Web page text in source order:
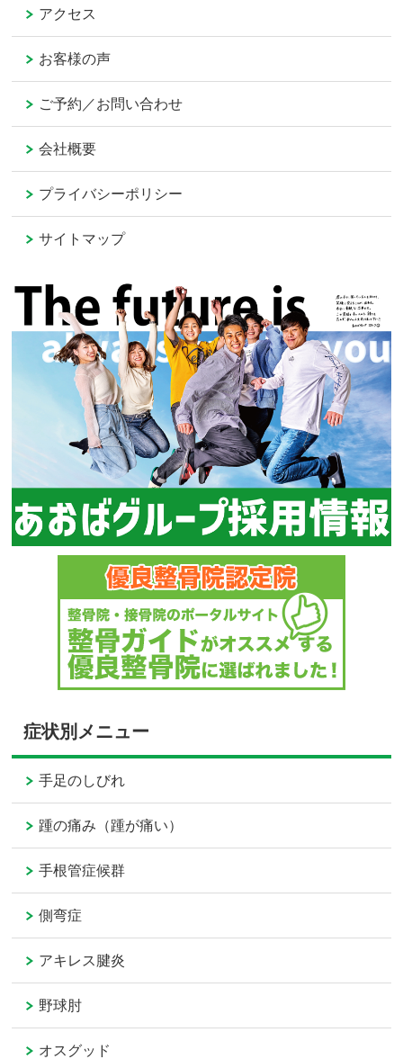
アクセス
お客様の声
ご予約／お問い合わせ
会社概要
プライバシーポリシー
サイトマップ
症状別メニュー
手足のしびれ
踵の痛み（踵が痛い）
手根管症候群
側弯症
アキレス腱炎
野球肘
オスグッド